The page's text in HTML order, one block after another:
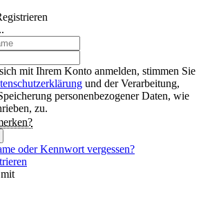
mit Ihrem Konto anmelden, stimmen Sie
und der Verarbeitung,
personenbezogener Daten, wie
zu.
oder Kennwort vergessen?